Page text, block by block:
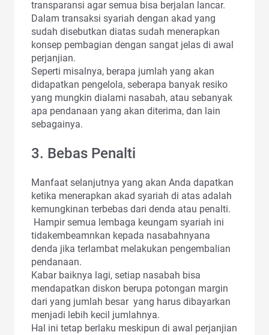
transparansi agar semua bisa berjalan lancar.
Dalam transaksi syariah dengan akad yang
sudah disebutkan diatas sudah menerapkan
konsep pembagian dengan sangat jelas di awal
perjanjian.
Seperti misalnya, berapa jumlah yang akan
didapatkan pengelola, seberapa banyak resiko
yang mungkin dialami nasabah, atau sebanyak
apa pendanaan yang akan diterima, dan lain
sebagainya.
3. Bebas Penalti
Manfaat selanjutnya yang akan Anda dapatkan
ketika menerapkan akad syariah di atas adalah
kemungkinan terbebas dari denda atau penalti.
Hampir semua lembaga keungam syariah ini
tidakembeamnkan kepada nasabahnyana
denda jika terlambat melakukan pengembalian
pendanaan.
Kabar baiknya lagi, setiap nasabah bisa
mendapatkan diskon berupa potongan margin
dari yang jumlah besar yang harus dibayarkan
menjadi lebih kecil jumlahnya.
Hal ini tetap berlaku meskipun di awal perjanjian